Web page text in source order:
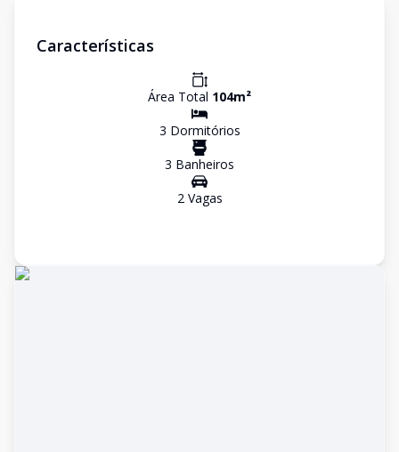
Características
Área Total 104m²
3 Dormitórios
3 Banheiros
2Vagas